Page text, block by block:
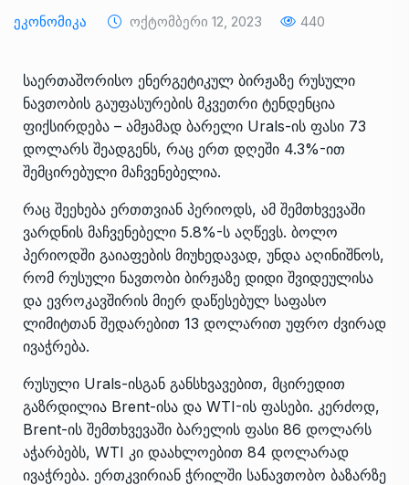
Ეკონომიკა Ოქტომბერი 12, 2023 440
საერთაშორისო ენერგეტიკულ ბირჟაზე რუსული
ნავთობის გაუფასურების მკვეთრი ტენდენცია
ფიქსირდება – ამჟამად ბარელი Urals-ის ფასი 73
დოლარს შეადგენს, რაც ერთ დღეში 4.3%-ით
შემცირებული მაჩვენებელია.
რაც შეეხება ერთთვიან პერიოდს, ამ შემთხვევაში
ვარდნის მაჩვენებელი 5.8%-ს აღწევს. ბოლო
პერიოდში გაიაფების მიუხედავად, უნდა აღინიშნოს,
რომ რუსული ნავთობი ბირჟაზე დიდი შვიდეულისა
და ევროკავშირის მიერ დაწესებულ საფასო
ლიმიტთან შედარებით 13 დოლარით უფრო ძვირად
ივაჭრება.
რუსული Urals-ისგან განსხვავებით, მცირედით
გაზრდილია Brent-ისა და WTI-ის ფასები. კერძოდ,
Brent-ის შემთხვევაში ბარელის ფასი 86 დოლარს
აჭარბებს, WTI კი დაახლოებით 84 დოლარად
ივაჭრება. ერთკვირიან ჭრილში სანავთობო ბაზარზე